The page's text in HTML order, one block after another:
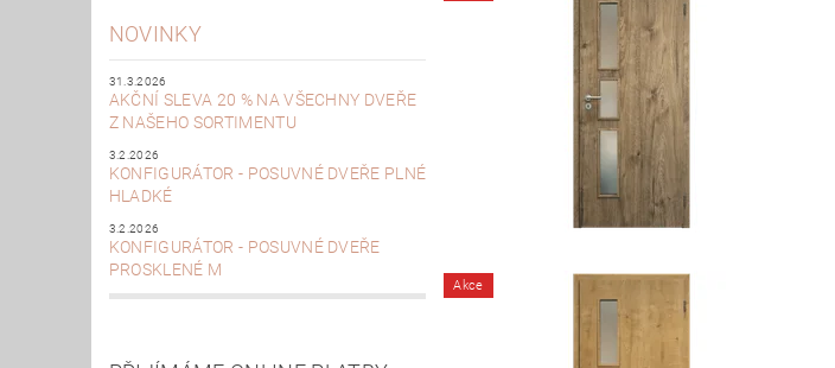
NOVINKY
31.3.2026
AKČNÍ SLEVA 20 % NA VŠECHNY DVEŘE
Z NAŠEHO SORTIMENTU
3.2.2026
KONFIGURÁTOR - POSUVNÉ DVEŘE PLNÉ
HLADKÉ
3.2.2026
KONFIGURÁTOR - POSUVNÉ DVEŘE
PROSKLENÉ M
Akce